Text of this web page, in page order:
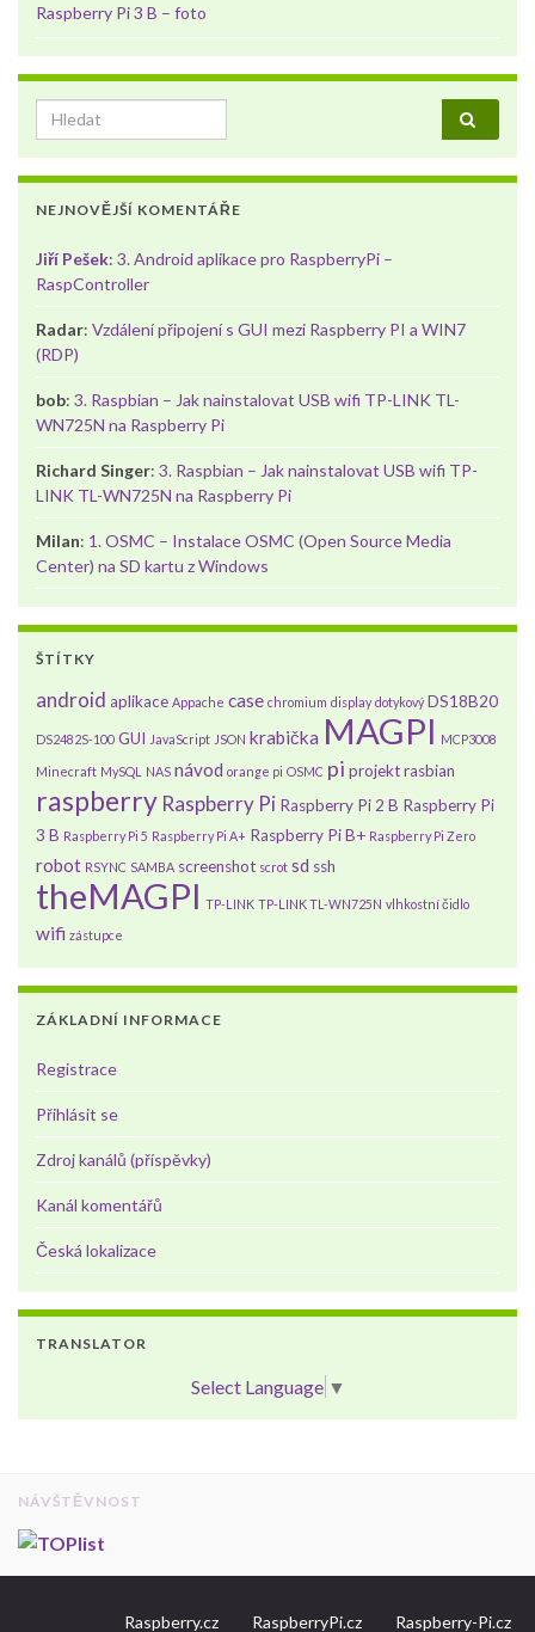
Raspberry Pi 3 B – foto
Search for:
NEJNOVĚJŠÍ KOMENTÁŘE
Jiří Pešek: 3. Android aplikace pro RaspberryPi –
RaspController
Radar: Vzdálení připojení s GUI mezi Raspberry PI a WIN7
(RDP)
bob: 3. Raspbian – Jak nainstalovat USB wifi TP-LINK TL-
WN725N na Raspberry Pi
Richard Singer: 3. Raspbian – Jak nainstalovat USB wifi TP-
LINK TL-WN725N na Raspberry Pi
Milan: 1. OSMC – Instalace OSMC (Open Source Media
Center) na SD kartu z Windows
ŠTÍTKY
android aplikace Appache case chromium display dotykový DS18B20
DS2482S-100 GUI JavaScript JSON krabička MAGPI MCP3008
Minecraft MySQL NAS návod orange pi OSMC pi projektrasbian
raspberry Raspberry Pi Raspberry Pi 2 B Raspberry Pi
3 B Raspberry Pi 5 Raspberry Pi A+ Raspberry Pi B+ Raspberry Pi Zero
robot RSYNC SAMBA screenshot scrot sd ssh
theMAGPI TP-LINK TP-LINK TL-WN725N vlhkostní čidlo
wifi zástupce
ZÁKLADNÍ INFORMACE
Registrace
Přihlásit se
Zdroj kanálů (příspěvky)
Kanál komentářů
Česká lokalizace
TRANSLATOR
Select Language ▼
NÁVŠTĚVNOST
Raspberry.cz RaspberryPi.cz Raspberry-Pi.cz